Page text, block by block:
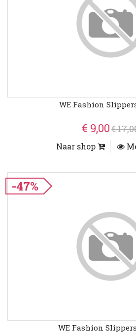
WE Fashion
€ 9,00€
Naar shop
-47%
WE Fashion